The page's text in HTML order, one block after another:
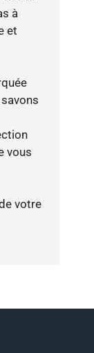
à
et
vous
votre